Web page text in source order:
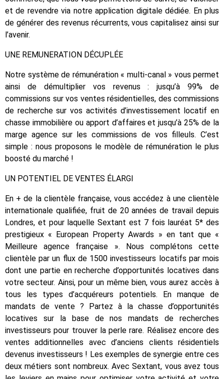
et de revendre via notre application digitale dédiée. En plus
de générer des revenus récurrents, vous capitalisez ainsi sur
l’avenir.
UNE REMUNERATION DÉCUPLÉE
Notre système de rémunération « multi-canal » vous permet
ainsi de démultiplier vos revenus : jusqu’à 99% de
commissions sur vos ventes résidentielles, des commissions
de recherche sur vos activités d’investissement locatif en
chasse immobilière ou apport d’affaires et jusqu’à 25% de la
marge agence sur les commissions de vos filleuls. C’est
simple : nous proposons le modèle de rémunération le plus
boosté du marché !
UN POTENTIEL DE VENTES ÉLARGI
En + de la clientèle française, vous accédez à une clientèle
internationale qualifiée, fruit de 20 années de travail depuis
Londres, et pour laquelle Sextant est 7 fois lauréat 5* des
prestigieux « European Property Awards » en tant que «
Meilleure agence française ». Nous complétons cette
clientèle par un flux de 1500 investisseurs locatifs par mois
dont une partie en recherche d’opportunités locatives dans
votre secteur. Ainsi, pour un même bien, vous aurez accès à
tous les types d’acquéreurs potentiels. En manque de
mandats de vente ? Partez à la chasse d’opportunités
locatives sur la base de nos mandats de recherches
investisseurs pour trouver la perle rare. Réalisez encore des
ventes additionnelles avec d’anciens clients résidentiels
devenus investisseurs ! Les exemples de synergie entre ces
deux métiers sont nombreux. Avec Sextant, vous avez tous